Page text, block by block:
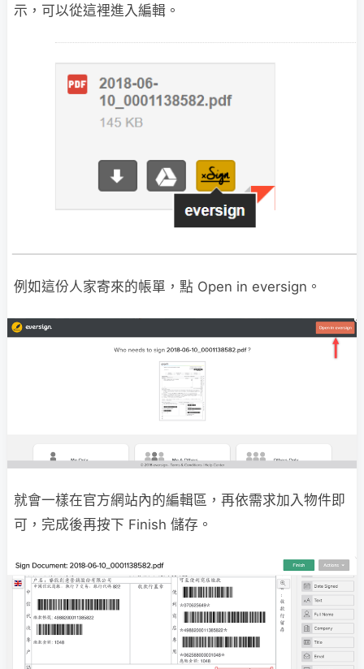
示，可以從這裡進入編輯。
例如這份人家寄來的帳單，點 Open in eversign。
就會一樣在官方網站內的編輯區，再依需求加入物件即
可，完成後再按下 Finish 儲存。